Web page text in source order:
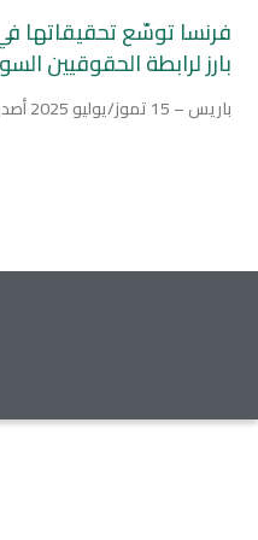
فرنسا توسّع تحقيقاتها
بارز لرابطة الحقوقيين
باريس – 15 تموز/يوليو 2025 أصدر النيابة الوطنية لمكافحة الإرهاب في فرنسا